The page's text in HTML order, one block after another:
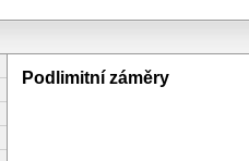
Podlimitní záměry